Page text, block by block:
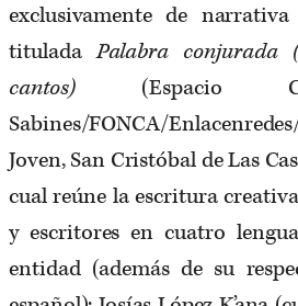
exclusivamente de
tituladaPalabra conjurada
cantos)(Espacio
Sabines/FONCA/
Joven, San Cristóbal de Las
cual reúne la escritura
y escritores en cuatro
entidad (además de su